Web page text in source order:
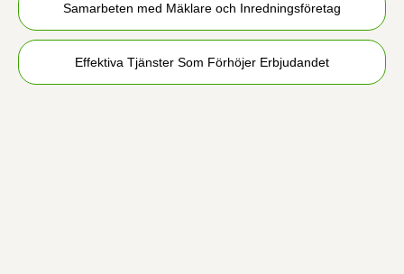
Samarbeten med Mäklare och Inredningsföretag
Effektiva Tjänster Som Förhöjer Erbjudandet